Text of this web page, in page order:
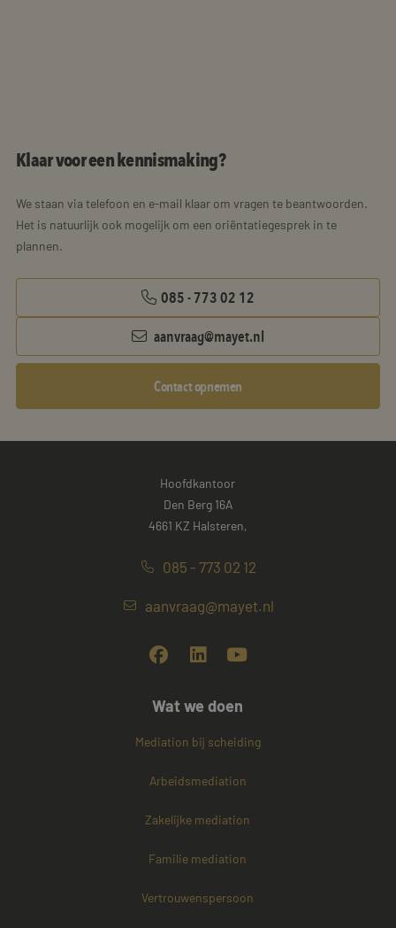
Klaar voor een kennismaking?
We staan via telefoon en e-mail klaar om vragen te beantwoorden.
Het is natuurlijk ook mogelijk om een oriëntatiegesprek in te
plannen.
085 - 773 02 12
aanvraag@mayet.nl
Contact opnemen
Hoofdkantoor
Den Berg 16A
4661 KZ Halsteren,
085 - 773 02 12
aanvraag@mayet.nl
Wat we doen
Mediation bij scheiding
Arbeidsmediation
Zakelijke mediation
Familie mediation
Vertrouwenspersoon